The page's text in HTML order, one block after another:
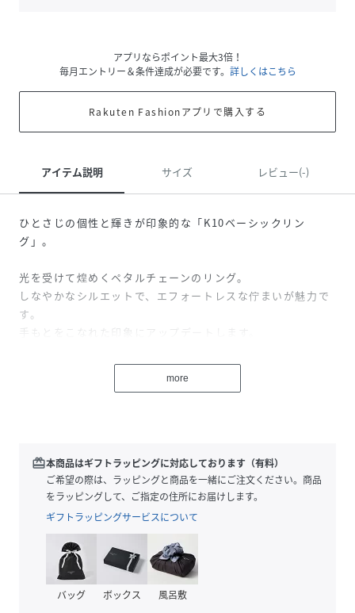
アプリならポイント最大3倍！
毎月エントリー＆条件達成が必要です。 詳しくはこちら
Rakuten Fashionアプリで購入する
アイテム説明 サイズ レビュー(-)
ひとさじの個性と輝きが印象的な「K10ベーシックリン
グ」。
光を受けて煌めくペタルチェーンのリング。
しなやかなシルエットで、エフォートレスな佇まいが魅力で
す。
手もとをこなれた印象にアップデートします。
繊細なチェーンリングとの重ね付けはモダンに仕上がりま
サイズ直し：不可
性別タイプ レディース
製造国：日本
K10イエローゴールド
more
redeem本商品はギフトラッピングに対応しております（有料）
ご希望の際は、ラッピングと商品を一緒にご注文ください。商品
をラッピングして、ご指定の住所にお届けします。
ギフトラッピングサービスについて
バッグ ボックス 風呂敷